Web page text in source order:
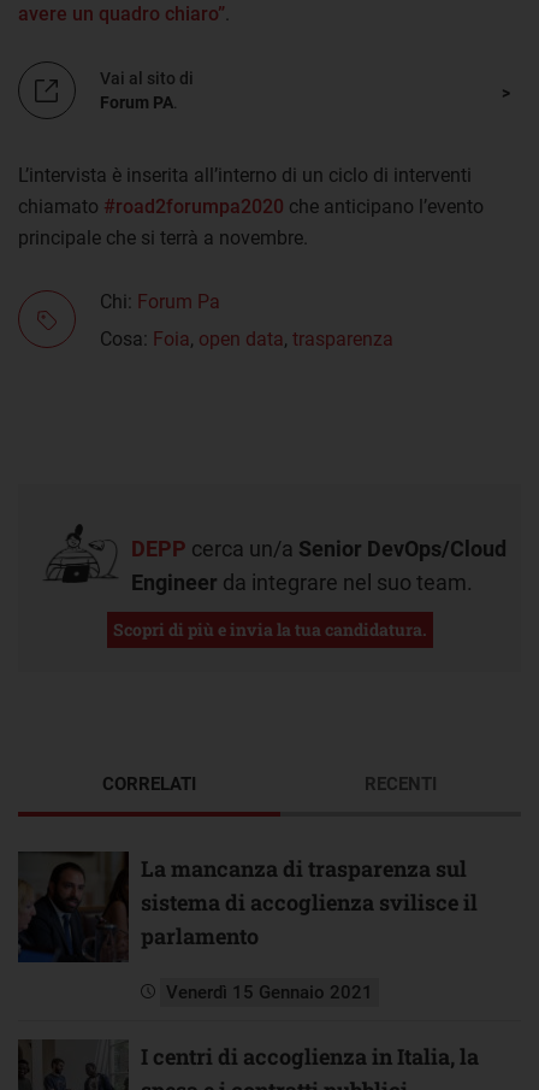
avere un quadro chiaro”
Vai al sito di
Forum PA
L’intervista è inserita all’interno di un ciclo di interventi
chiamato #road2forumpa2020 che anticipano l’evento
principale che si terrà a novembre.
Chi: Forum Pa
Cosa: Foia, open data, trasparenza
DEPP cerca un/a Senior DevOps/Cloud
Engineer da integrare nel suo team.
Scopri di più e invia la tua candidatura.
CORRELATI
La mancanza di trasparenza sul
sistema di accoglienza svilisce il
parlamento
Venerdì 15 Gennaio 2021
I centri di accoglienza in Italia, la
RECENTI